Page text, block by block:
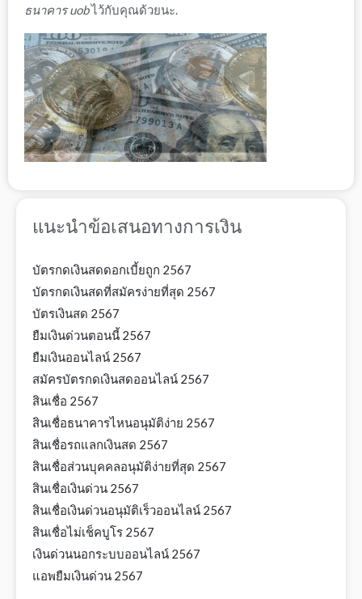
ธนาคาร uobไว้กับคุณด้วยนะ.
แนะนำข้อเสนอทางการเงิน
บัตรกดเงินสดดอกเบี้ยถูก 2567
บัตรกดเงินสดที่สมัครง่ายที่สุด 2567
บัตรเงินสด 2567
ยืมเงินด่วนตอนนี้ 2567
ยืมเงินออนไลน์ 2567
สมัครบัตรกดเงินสดออนไลน์ 2567
สินเชื่อ 2567
สินเชื่อธนาคารไหนอนุมัติง่าย 2567
สินเชื่อรถแลกเงินสด 2567
สินเชื่อส่วนบุคคลอนุมัติง่ายที่สุด 2567
สินเชื่อเงินด่วน 2567
สินเชื่อเงินด่วนอนุมัติเร็วออนไลน์ 2567
สินเชื่อไม่เช็คบูโร 2567
เงินด่วนนอกระบบออนไลน์ 2567
แอพยืมเงินด่วน 2567